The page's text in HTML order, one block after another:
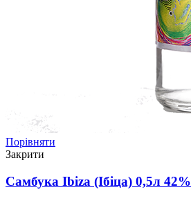
Порівняти
Закрити
Самбука Ibiza (Ібіца) 0,5л 42%